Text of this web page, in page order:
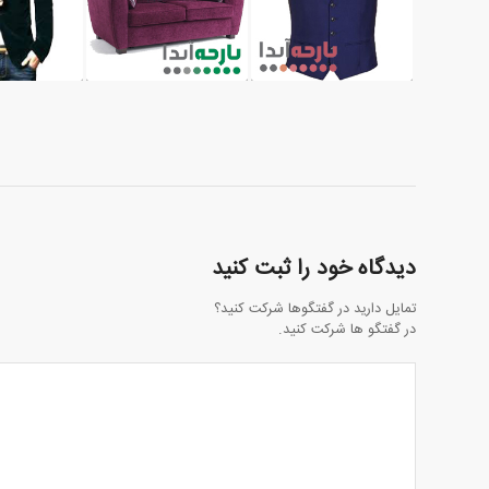
دیدگاه خود را ثبت کنید
تمایل دارید در گفتگوها شرکت کنید؟
در گفتگو ها شرکت کنید.